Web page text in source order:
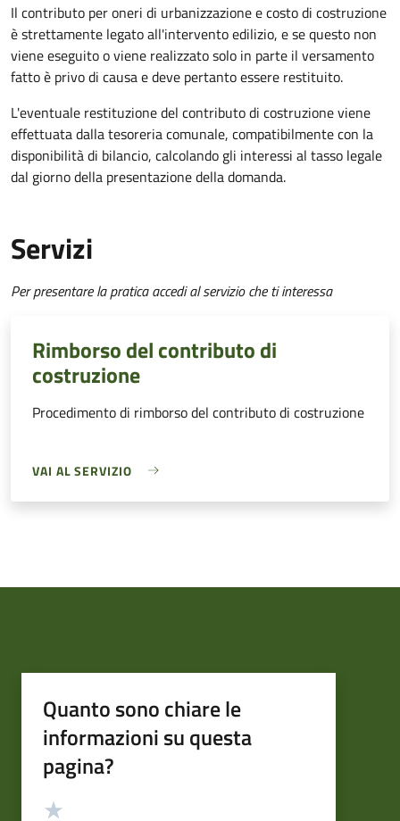
Il contributo per oneri di urbanizzazione e costo di costruzione
è strettamente legato all'intervento edilizio, e se questo non
viene eseguito o viene realizzato solo in parte il versamento
fatto è privo di causa e deve pertanto essere restituito.
L'eventuale restituzione del contributo di costruzione viene
effettuata dalla tesoreria comunale, compatibilmente con la
disponibilità di bilancio, calcolando gli interessi al tasso legale
dal giorno della presentazione della domanda.
Servizi
Per presentare la pratica accedi al servizio che ti interessa
Rimborso del contributo di
costruzione
Procedimento di rimborso del contributo di costruzione
VAI AL SERVIZIO
Quanto sono chiare le
informazioni su questa
pagina?
Valutazione